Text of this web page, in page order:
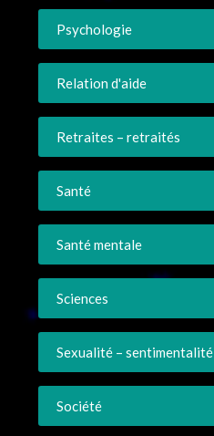
Psychologie
Relation d'aide
Retraites – retraités
Santé
Santé mentale
Sciences
Sexualité – sentimentalité
Société